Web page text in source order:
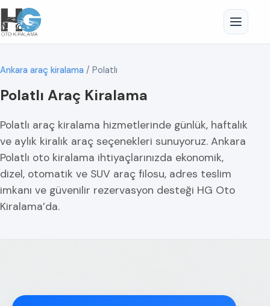
Ankara araç kiralama / Polatlı
Polatlı Araç Kiralama
Polatlı araç kiralama hizmetlerinde günlük, haftalık
ve aylık kiralık araç seçenekleri sunuyoruz. Ankara
Polatlı oto kiralama ihtiyaçlarınızda ekonomik,
dizel, otomatik ve SUV araç filosu, adres teslim
imkanı ve güvenilir rezervasyon desteği HG Oto
Kiralama’da.